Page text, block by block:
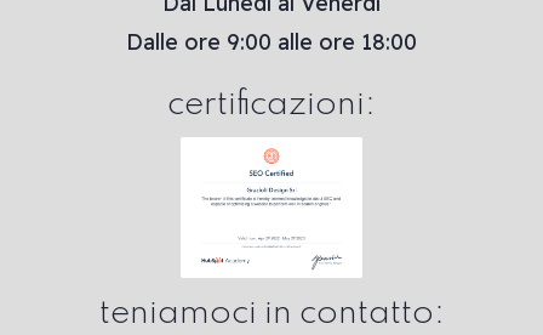
Dalle ore 9:00 alle ore 18:00
certificazioni:
teniamoci in contatto: